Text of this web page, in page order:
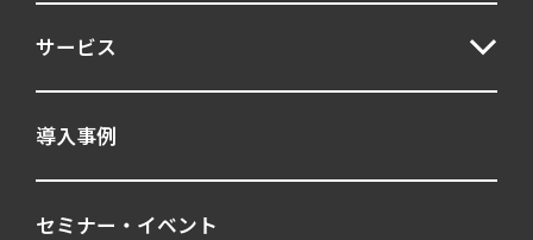
サービス
導入事例
セミナー・イベント